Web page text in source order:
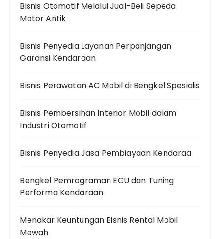
Bisnis Otomotif Melalui Jual-Beli Sepeda
Motor Antik
Bisnis Penyedia Layanan Perpanjangan
Garansi Kendaraan
Bisnis Perawatan AC Mobil di Bengkel Spesialis
Bisnis Pembersihan Interior Mobil dalam
Industri Otomotif
Bisnis Penyedia Jasa Pembiayaan Kendaraa
Bengkel Pemrograman ECU dan Tuning
Performa Kendaraan
Menakar Keuntungan Bisnis Rental Mobil
Mewah